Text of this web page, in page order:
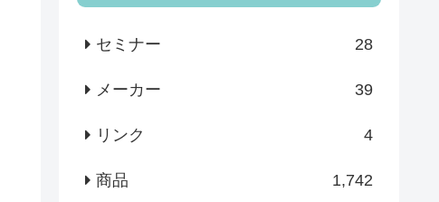
セミナー 28
メーカー 39
リンク 4
商品 1,742